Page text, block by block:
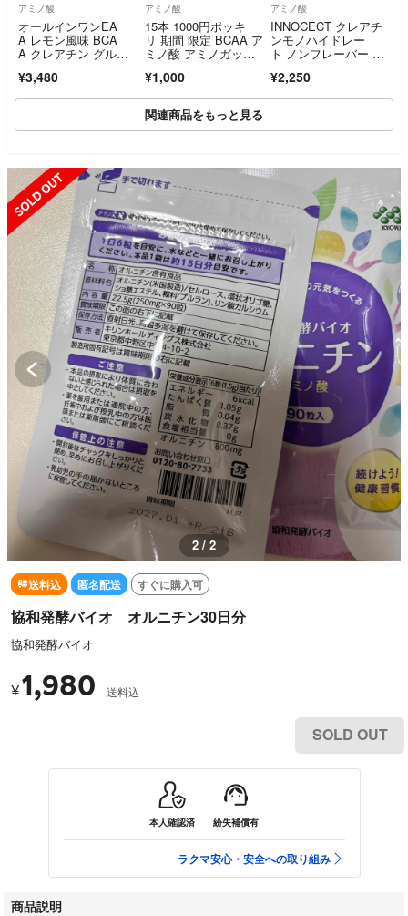
アミノ酸
オールインワンEA
A レモン風味 BCA
A クレアチン グルタ
ミノ酸 L-リジン
¥3,480
アミノ酸
15本 1000円ポッキ
リ 期間 限定 BCAA ア
ミノ酸 アミノガッツ3
¥1,000
アミノ酸
INNOCECT クレアチ
ンモノハイドレー
ト ノンフレーバー 1k
¥2,250
関連商品をもっと見る
SOLD OUT
2 / 2
送料込 匿名配送 すぐに購入可
協和発酵バイオ オルニチン30日分
協和発酵バイオ
¥1,980 送料込
SOLD OUT
本人確認済 紛失補償有
ラクマ安心・安全への取り組み
商品説明